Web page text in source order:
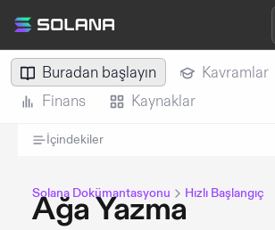
Buradan başlayın Kavramlar
Finans
Kaynaklar
İçindekiler
Solana Dokümantasyonu Hızlı Başlangıç
Ağa Yazma